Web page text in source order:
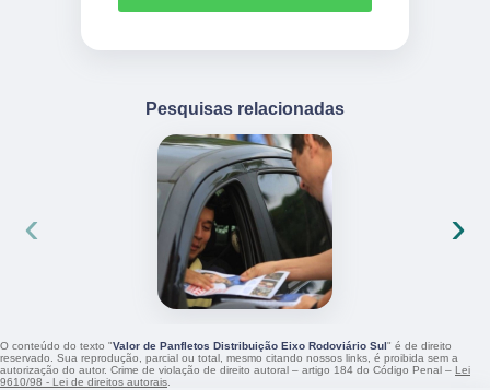
Pesquisas relacionadas
‹ ›
O conteúdo do texto "Valor de Panfletos Distribuição Eixo Rodoviário Sul" é de direito
reservado. Sua reprodução, parcial ou total, mesmo citando nossos links, é proibida sem a
autorização do autor. Crime de violação de direito autoral – artigo 184 do Código Penal – Lei
9610/98 - Lei de direitos autorais.